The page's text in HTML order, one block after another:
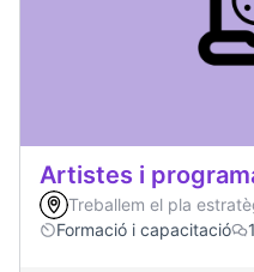
Artistes i
Treballem el pla
Formació i capacitació
1